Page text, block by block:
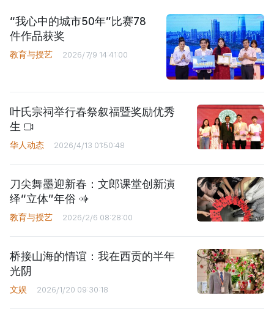
“我心中的城市50年”比赛78
件作品获奖
教育与授艺 2026/7/9 14:41:00
叶氏宗祠举行春祭叙福暨奖励优秀
生
华人动态 2026/4/13 01:50:48
刀尖舞墨迎新春：文郎课堂创新演
绎“立体”年俗
教育与授艺 2026/2/6 08:28:00
桥接山海的情谊：我在西贡的半年
光阴
文娱 2026/1/20 09:30:18